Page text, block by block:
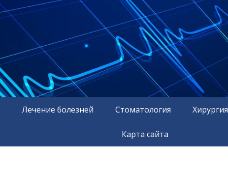
Лечение болезней Стоматология Хирургия
Карта сайта